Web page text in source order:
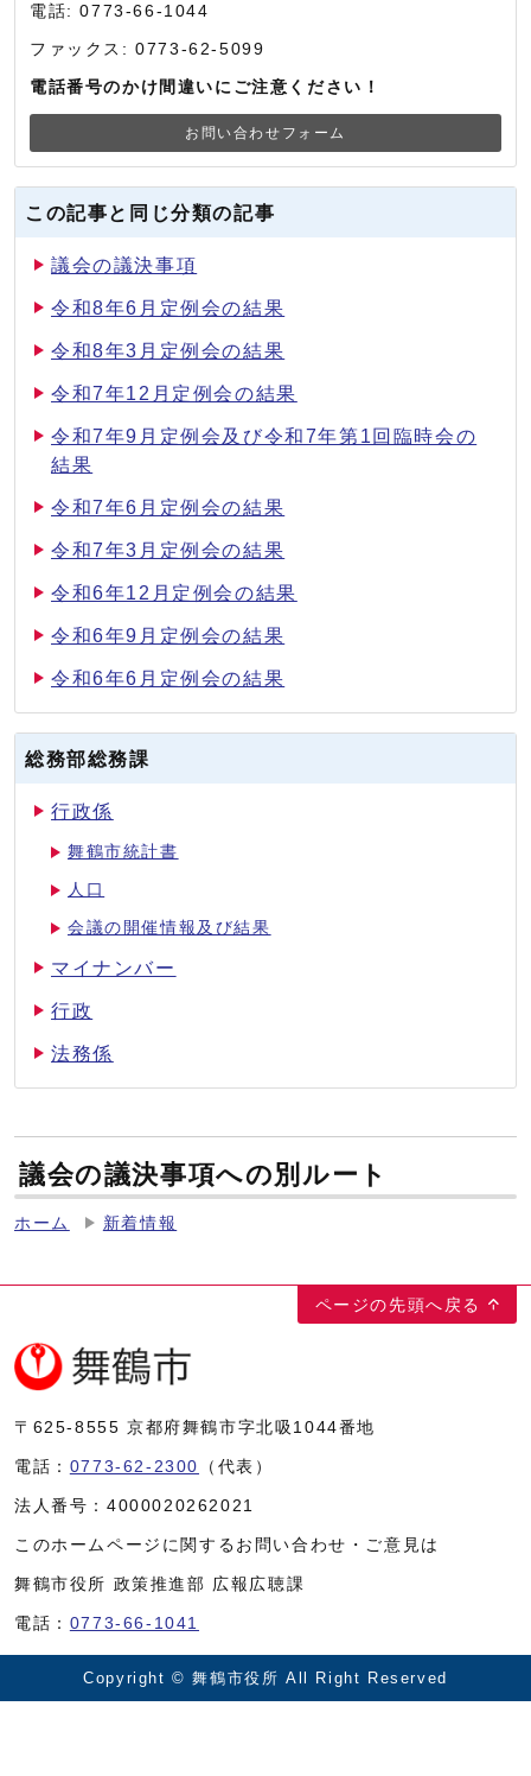
電話: 0773-66-1044
ファックス: 0773-62-5099
電話番号のかけ間違いにご注意ください！
お問い合わせフォーム
この記事と同じ分類の記事
議会の議決事項
令和8年6月定例会の結果
令和8年3月定例会の結果
令和7年12月定例会の結果
令和7年9月定例会及び令和7年第1回臨時会の
結果
令和7年6月定例会の結果
令和7年3月定例会の結果
令和6年12月定例会の結果
令和6年9月定例会の結果
令和6年6月定例会の結果
総務部総務課
行政係
舞鶴市統計書
人口
会議の開催情報及び結果
マイナンバー
行政
法務係
議会の議決事項への別ルート
ホーム 新着情報
ページの先頭へ戻る
〒625-8555 京都府舞鶴市字北吸1044番地
電話： 0773-62-2300 （代表）
法人番号： 4000020262021
このホームページに関するお問い合わせ・ご意見は
舞鶴市役所 政策推進部 広報広聴課
電話： 0773-66-1041
Copyright © 舞鶴市役所 All Right Reserved